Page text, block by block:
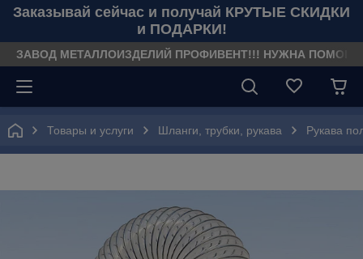
Заказывай сейчас и получай КРУТЫЕ СКИДКИ
и ПОДАРКИ!
ЗАВОД МЕТАЛЛОИЗДЕЛИЙ ПРОФИВЕНТ!!! НУЖНА
Товары и услуги Шланги, трубки, рукава Рукава